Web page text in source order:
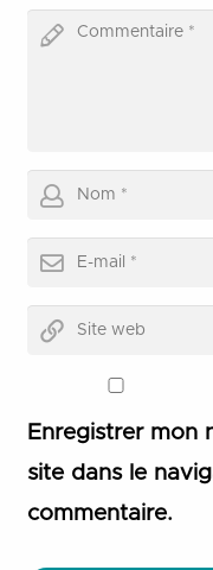
Enregistrer mon
site dans le
commentaire.